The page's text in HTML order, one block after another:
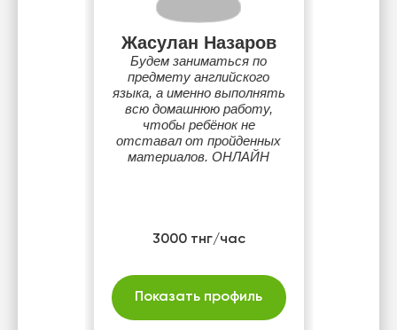
Жасулан Назаров
Будем заниматься по
предмету английского
языка, а именно выполнять
всю домашнюю работу,
чтобы ребёнок не
отставал от пройденных
материалов. ОНЛАЙН
3000 тнг/час
Показать профиль